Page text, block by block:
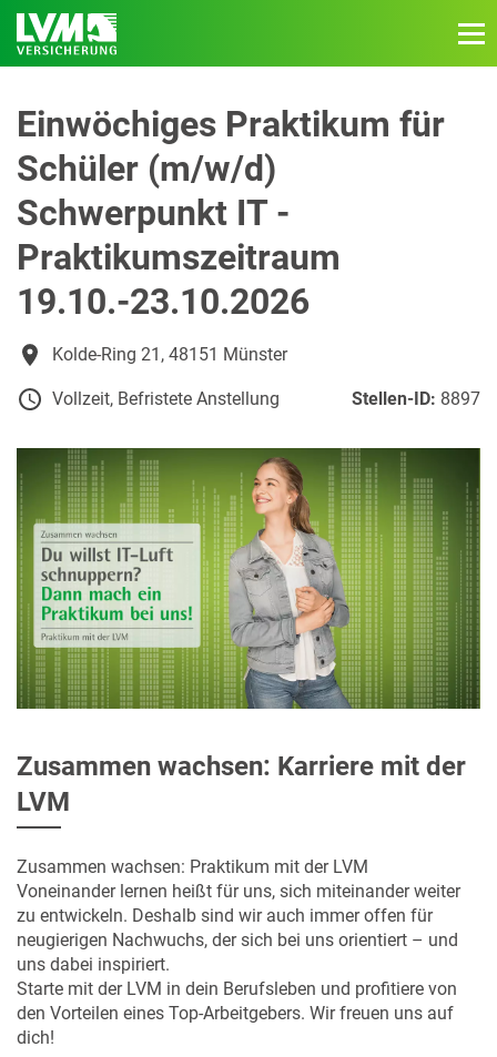
Einwöchiges Praktikum für
Schüler (m/w/d)
Schwerpunkt IT -
Praktikumszeitraum
19.10.-23.10.2026
Kolde-Ring 21, 48151 Münster
Vollzeit, Befristete Anstellung Stellen-ID: 8897
Zusammen wachsen: Karriere mit der
LVM
Zusammen wachsen: Praktikum mit der LVM
Voneinander lernen heißt für uns, sich miteinander weiter
zu entwickeln. Deshalb sind wir auch immer offen für
neugierigen Nachwuchs, der sich bei uns orientiert – und
uns dabei inspiriert.
Starte mit der LVM in dein Berufsleben und profitiere von
den Vorteilen eines Top-Arbeitgebers. Wir freuen uns auf
dich!